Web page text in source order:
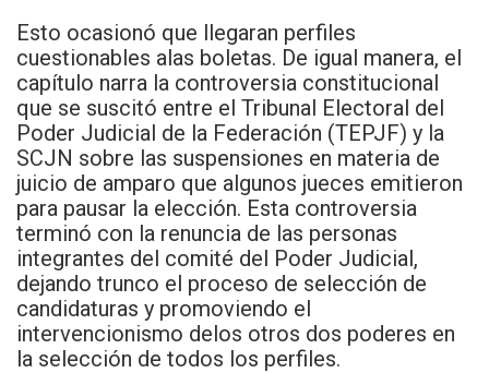
Esto ocasionó que llegaran perfiles
cuestionables alas boletas. De igual manera, el
capítulo narra la controversia constitucional
que se suscitó entre el Tribunal Electoral del
Poder Judicial de la Federación (TEPJF) y la
SCJN sobre las suspensiones en materia de
juicio de amparo que algunos jueces emitieron
para pausar la elección. Esta controversia
terminó con la renuncia de las personas
integrantes del comité del Poder Judicial,
dejando trunco el proceso de selección de
candidaturas y promoviendo el
intervencionismo delos otros dos poderes en
la selección de todos los perfiles.